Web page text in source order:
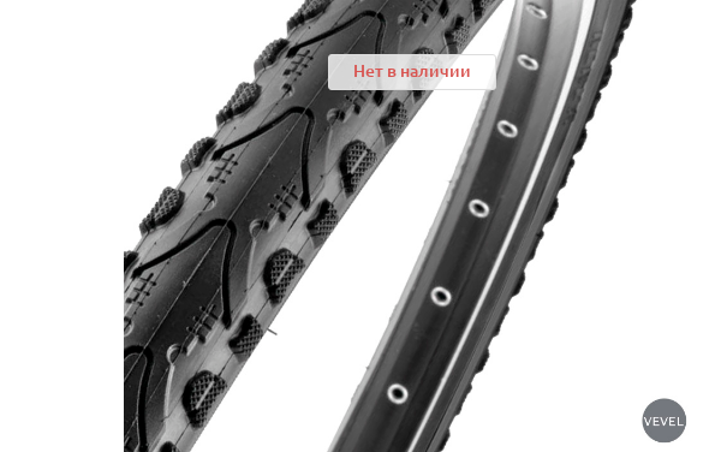
Нет в наличии